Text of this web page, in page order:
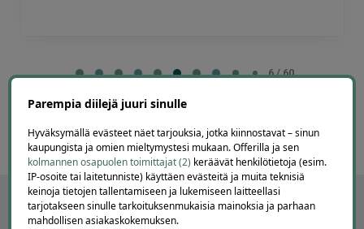
7 / 60
Parempia diilejä juuri sinulle
Hyväksymällä evästeet näet tarjouksia, jotka kiinnostavat – sinun
kaupungista ja omien mieltymystesi mukaan. Offerilla ja sen
kolmannen osapuolen toimittajat (2) keräävät henkilötietoja (esim.
IP-osoite tai laitetunniste) käyttäen evästeitä ja muita teknisiä
keinoja tietojen tallentamiseen ja lukemiseen laitteellasi
tarjotakseen sinulle tarkoituksenmukaisia mainoksia ja parhaan
mahdollisen asiakaskokemuksen.